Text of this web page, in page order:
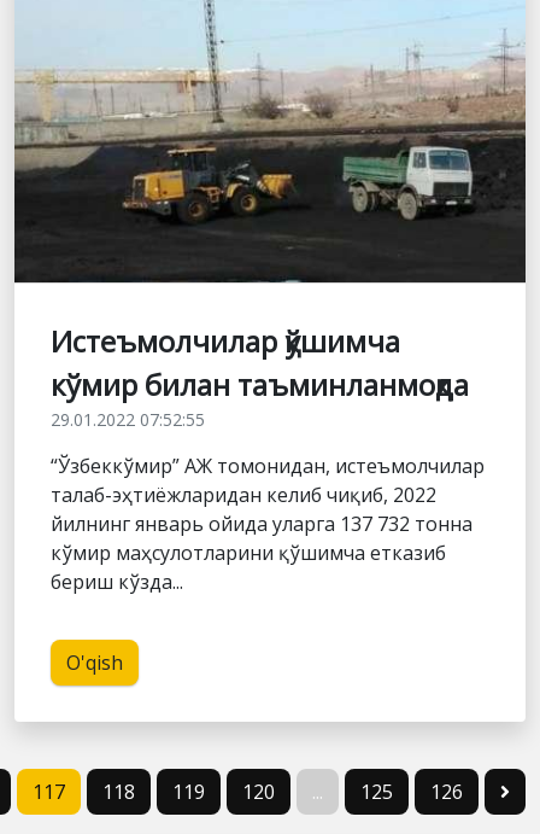
Истеъмолчилар қўшимча
кўмир билан таъминланмоқда
29.01.2022 07:52:55
“Ўзбеккўмир” АЖ томонидан, истеъмолчилар
талаб-эҳтиёжларидан келиб чиқиб, 2022
йилнинг январь ойида уларга 137 732 тонна
кўмир маҳсулотларини қўшимча етказиб
бериш кўзда...
O'qish
117 118 119 120 ... 125 126